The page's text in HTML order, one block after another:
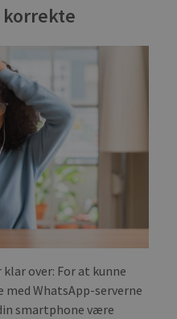
over: For at kunne
WhatsApp-serverne
smartphone være